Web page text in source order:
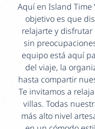
Aquí en Island Time
objetivo es que
relajarte y disfrutar
sin
equipo está aquí
del viaje, la
hasta compartir
Te invitamos a
villas. Todas
más alto nivel